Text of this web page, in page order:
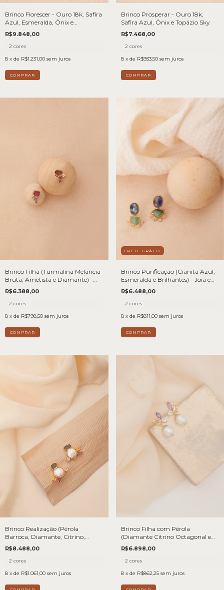
Brinco Florescer - Ouro 18k, Safira
Azul, Esmeralda, Ônix e
Diamante
R$9.848,00
2 cores
8 x de R$1.231,00 sem juros
COMPRAR
Brinco Prosperar - Ouro 18k,
Safira Azul, Ônix e Topázio Sky
R$7.468,00
2 cores
8 x de R$933,50 sem juros
COMPRAR
Brinco Filha (Turmalina Melancia
Bruta, Ametista e Diamante) -
Joia em Ouro 18k
R$6.388,00
2 cores
8 x de R$798,50 sem juros
COMPRAR
FRETE GRÁTIS
Brinco Purificação (Cianita Azul,
Esmeralda e Brilhantes) - Joia em
Ouro 18k
R$6.488,00
2 cores
8 x de R$811,00 sem juros
COMPRAR
Brinco Realização (Pérola
Barroca, Diamante, Citrino,
Ametista, Água Marinha) - Joia
em Ouro 18k
R$8.488,00
2 cores
8 x de R$1.061,00 sem juros
Brinco Filha com Pérola
(Diamante Citrino Octagonal e
Ametista Navete) - Joia em Ouro
18k
R$6.898,00
2 cores
8 x de R$862,25 sem juros